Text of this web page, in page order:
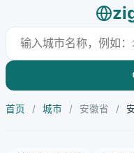
首页 / 城市 / 安徽省 /